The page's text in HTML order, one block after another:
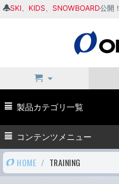
SKI KIDS SNOWBOARD公開！
製品カテゴリ一覧
コンテンツメニュー
HOME / TRAINING